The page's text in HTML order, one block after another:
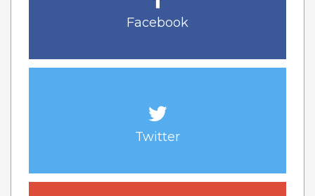
Facebook
Twitter